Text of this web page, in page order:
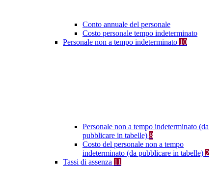
Conto annuale del personale
Costo personale tempo indeterminato
Personale non a tempo indeterminato 10
Personale non a tempo indeterminato (da
pubblicare in tabelle) 8
Costo del personale non a tempo
indeterminato (da pubblicare in tabelle) 2
Tassi di assenza 11